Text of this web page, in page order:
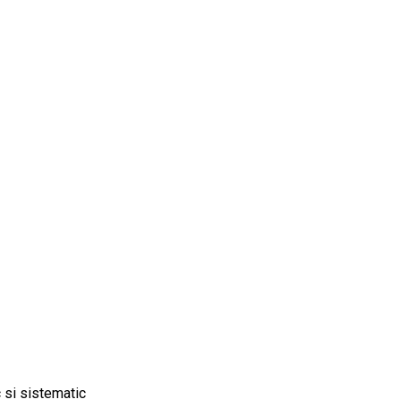
si sistematic